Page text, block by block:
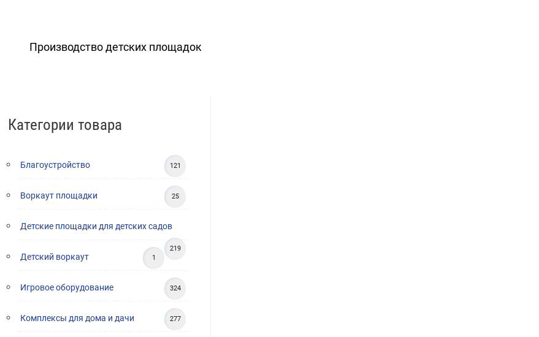
Производство детских площадок
Категории товара
Благоустройство 121
Воркаут площадки 25
Детские площадки для детских садов
219
Детский воркаут 1
Игровое оборудование 324
Комплексы для дома и дачи 277